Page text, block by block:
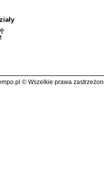
© Wszelkie prawa